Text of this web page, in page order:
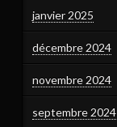
janvier 2025
décembre 2024
novembre 2024
septembre 2024